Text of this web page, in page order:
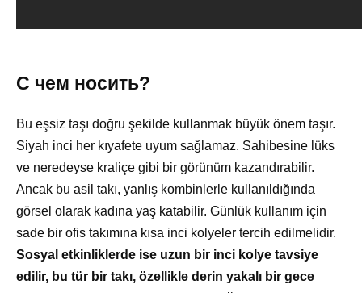
С чем носить?
Bu eşsiz taşı doğru şekilde kullanmak büyük önem taşır.
Siyah inci her kıyafete uyum sağlamaz. Sahibesine lüks
ve neredeyse kraliçe gibi bir görünüm kazandırabilir.
Ancak bu asil takı, yanlış kombinlerle kullanıldığında
görsel olarak kadına yaş katabilir. Günlük kullanım için
sade bir ofis takımına kısa inci kolyeler tercih edilmelidir.
Sosyal etkinliklerde ise uzun bir inci kolye tavsiye
edilir, bu tür bir takı, özellikle derin yakalı bir gece